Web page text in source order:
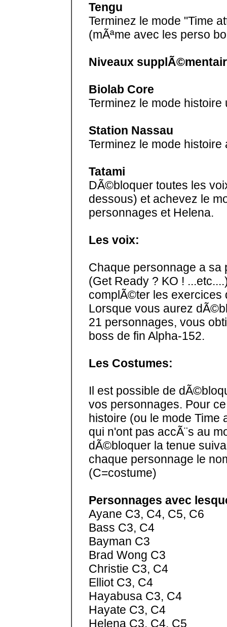
Tengu
Terminez le mode "Time
(mÃªme avec les perso
Niveaux
Biolab Core
Terminez le mode histoire
Station Nassau
Terminez le mode histoire
Tatami
DÃ©bloquer toutes les
dessous) et achevez le
personnages et Helena.
Les voix:
Chaque personnage a
(Get Ready ? KO !
complÃ©ter les exercices
Lorsque vous aurez
21 personnages, vous
boss de fin Alpha-152.
Les Costumes:
Il est possible de
vos personnages. Pour
histoire (ou le mode Time
qui n'ont pas accÃ¨s au
dÃ©bloquer la tenue
chaque personnage le
(C=costume)
Personnages avec
Ayane C3, C4, C5, C6
Bass C3, C4
Bayman C3
Brad Wong C3
Christie C3, C4
Elliot C3, C4
Hayabusa C3, C4
Hayate C3, C4
Helena C3, C4, C5